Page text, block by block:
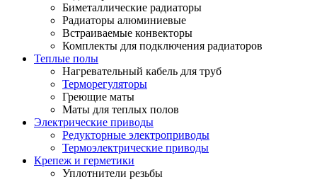
Биметаллические радиаторы
Радиаторы алюминиевые
Встраиваемые конвекторы
Комплекты для подключения радиаторов
Теплые полы
Нагревательный кабель для труб
Терморегуляторы
Греющие маты
Маты для теплых полов
Электрические приводы
Редукторные электроприводы
Термоэлектрические приводы
Крепеж и герметики
Уплотнители резьбы